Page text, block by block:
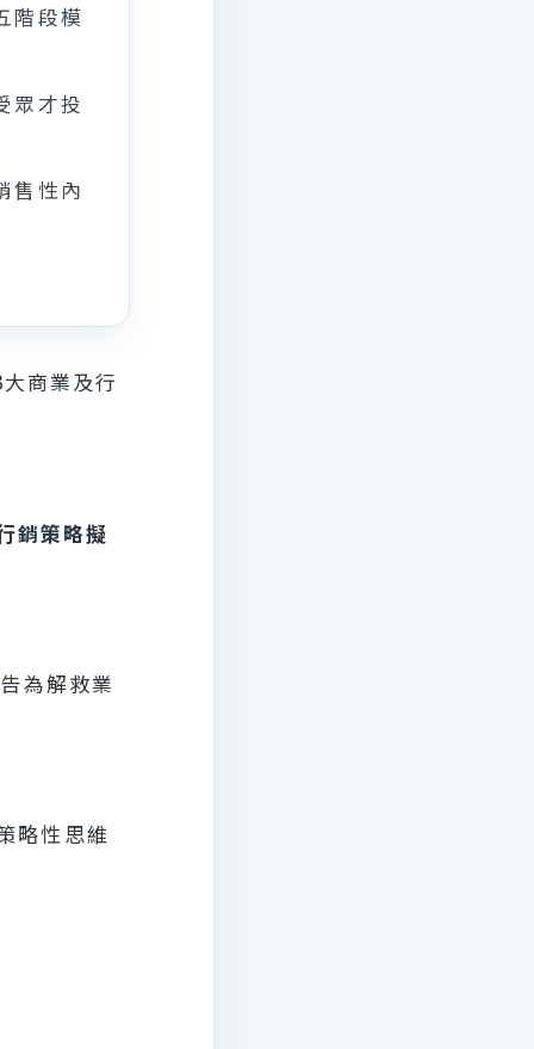
階段模
眾才投
售性內
商業及行
銷策略擬
為解救業
略性思維